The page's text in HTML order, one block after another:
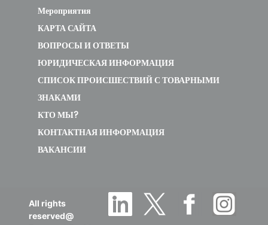
Мероприятия
КАРТА САЙТА
ВОПРОСЫ И ОТВЕТЫ
ЮРИДИЧЕСКАЯ ИНФОРМАЦИЯ
СПИСОК ПРОИСШЕСТВИЙ С ТОВАРНЫМИ
ЗНАКАМИ
КТО МЫ?
КОНТАКТНАЯ ИНФОРМАЦИЯ
ВАКАНСИИ
All rights
reserved@